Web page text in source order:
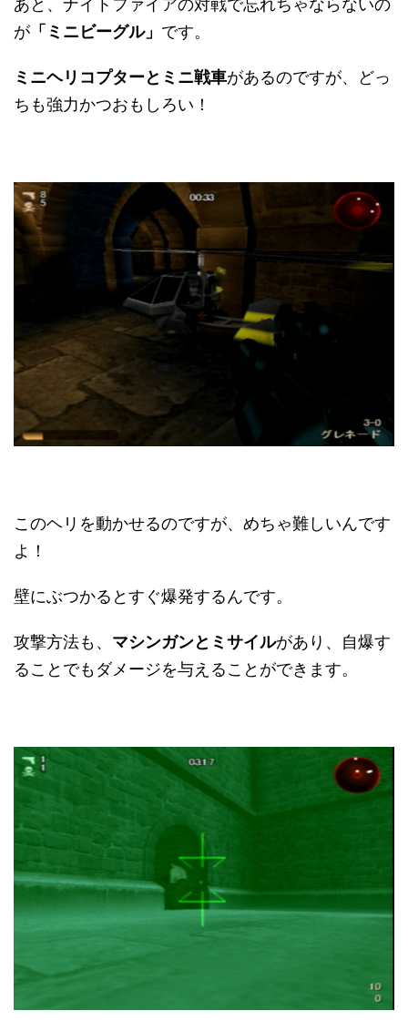
あと、ナイトファイアの対戦で忘れちゃならないの
が 「ミニビーグル」 です。
ミニヘリコプターとミニ戦車があるのですが、どっ
ちも強力かつおもしろい！
このヘリを動かせるのですが、めちゃ難しいんです
よ！
壁にぶつかるとすぐ爆発するんです。
攻撃方法も、 マシンガンとミサイルがあり、自爆す
ることでもダメージを与えることができます。